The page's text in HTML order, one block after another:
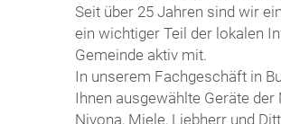
Seit über 25 Jahren sind wir
ein wichtiger Teil der lokalen
Gemeinde aktiv mit.
In unserem Fachgeschäft in
Ihnen ausgewählte Geräte
Nivona, Miele, Liebherr und